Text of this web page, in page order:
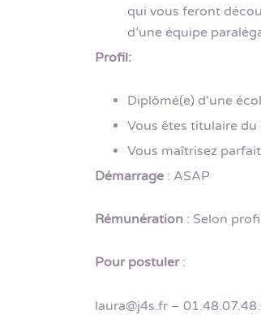
qui vous feront
d’une équipe
Profil:
Diplômé(e) d’une
Vous êtes titulaire du
Vous maîtrisez
Démarrage : ASAP
Rémunération : Selon
Pour postuler:
laura@j4s.fr –